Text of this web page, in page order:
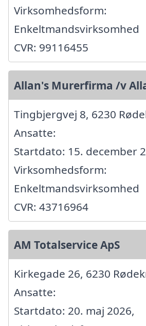
Virksomhedsform:
Enkeltmandsvirksomhed
CVR: 99116455
Allan's Murerfirma /v
Tingbjergvej 8, 6230
Ansatte:
Startdato: 15. december
Virksomhedsform:
Enkeltmandsvirksomhed
CVR: 43716964
AM Totalservice ApS
Kirkegade 26, 6230
Ansatte:
Startdato: 20. maj 2026,